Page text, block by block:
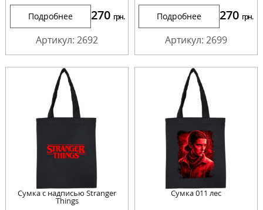
Подробнее 270 грн.
Артикул: 2692
Подробнее 270 грн.
Артикул: 2699
Сумка с надписью Stranger
Things
Сумка 011 лес